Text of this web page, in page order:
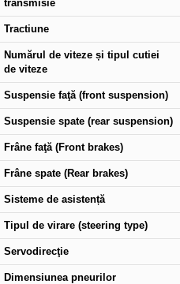
transmisie
Tractiune
Numărul de viteze și tipul cutiei
de viteze
Suspensie faţă (front suspension)
Suspensie spate (rear suspension)
Frâne faţă (Front brakes)
Frâne spate (Rear brakes)
Sisteme de asistență
Tipul de virare (steering type)
Servodirecţie
Dimensiunea pneurilor